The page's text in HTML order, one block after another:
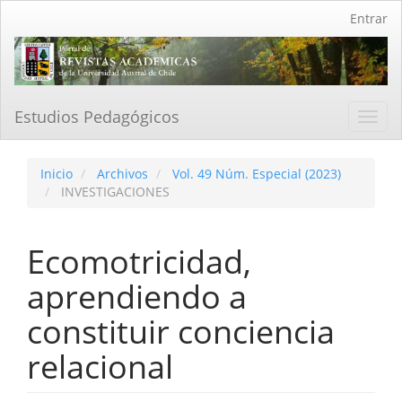
Contenido
principal
Barra
Entrar
Estudios Pedagógicos
Inicio Archivos
Vol. 49 Núm. Especial (2023)
INVESTIGACIONES
Ecomotricidad,
aprendiendo a
constituir conciencia
relacional